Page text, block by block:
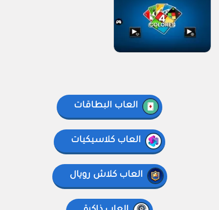
العاب البطاقات
العاب كلاسيكيات
العاب كلاش رويال